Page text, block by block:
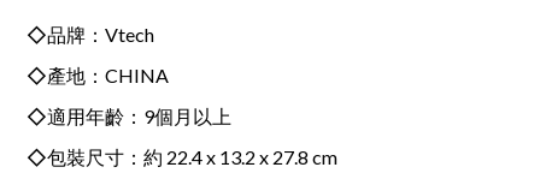
◇品牌：Vtech
◇產地：CHINA
◇適用年齡：9個月以上
◇包裝尺寸：約 22.4 x 13.2 x 27.8 cm